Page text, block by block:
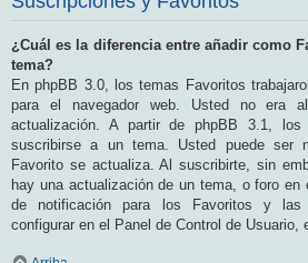
¿Cuál es la diferencia entre añadir como
tema?
En phpBB 3.0, los temas Favoritos
para el navegador web. Usted no era
actualización. A partir de phpBB 3.1,
suscribirse a un tema. Usted puede ser
Favorito se actualiza. Al suscribirte, sin
hay una actualización de un tema, o foro en
de notificación para los Favoritos y las
configurar en el Panel de Control de Usuario,